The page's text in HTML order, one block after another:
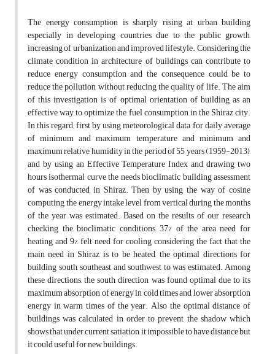
The energy consumption is sharply rising at urban building
especially in developing countries due to the public growth,
increasing of urbanization and improved lifestyle. Considering the
climate condition in architecture of buildings can contribute to
reduce energy consumption and the consequence could be to
reduce the pollution without reducing the quality of life. The aim
of this investigation is of optimal orientation of building as an
effective way to optimize the fuel consumption in the Shiraz city.
In this regard, first by using meteorological data for daily average
of minimum and maximum temperature and minimum and
maximum relative humidity in the period of 55 years (1959-2013),
and by using an Effective Temperature Index and drawing two
hours isothermal curve the needs bioclimatic building assessment
of was conducted in Shiraz. Then by using the way of cosine
computing, the energy intake level from vertical during the months
of the year was estimated. Based on the results of our research
checking the bioclimatic conditions, 37% of the area need for
heating and 9% felt need for cooling considering the fact that the
main need in Shiraz is to be heated, the optimal directions for
building south, southeast and southwest to was estimated. Among
these directions, the south direction was found optimal due to its
maximum absorption of energy in cold times and lower absorption
energy in warm times of the year. Also the optimal distance of
buildings was calculated in order to prevent the shadow which
shows that under current satiation, it impossible to have distance but
it could useful for new buildings.